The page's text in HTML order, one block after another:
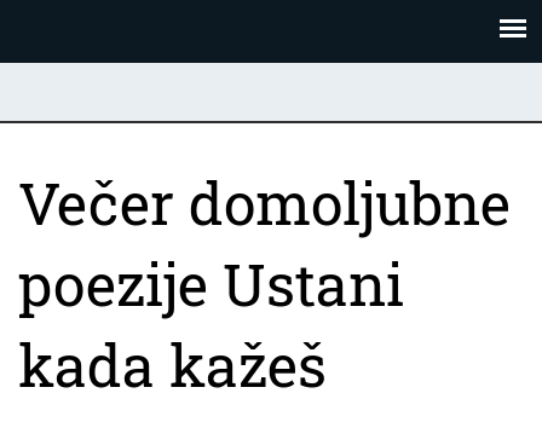
Večer domoljubne
poezije Ustani
kada kažeš